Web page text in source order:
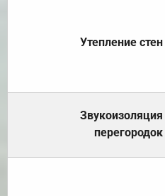
Утепление стен
Звукоизоляция
перегородок